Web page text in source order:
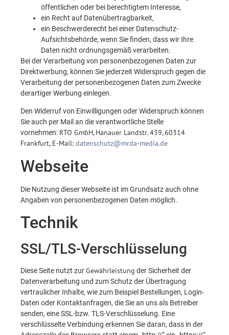
öffentlichen oder bei berechtigtem Interesse,
ein Recht auf Datenübertragbarkeit,
ein Beschwerderecht bei einer Datenschutz-
Aufsichtsbehörde, wenn Sie finden, dass wir Ihre
Daten nicht ordnungsgemäß verarbeiten.
Bei der Verarbeitung von personenbezogenen Daten zur
Direktwerbung, können Sie jederzeit Widerspruch gegen die
Verarbeitung der personenbezogenen Daten zum Zwecke
derartiger Werbung einlegen.
Den Widerruf von Einwilligungen oder Widerspruch können
Sie auch per Mail an die verantwortliche Stelle
vornehmen: RTO GmbH, Hanauer Landstr. 439, 60314
Frankfurt, E-Mail: datenschutz@mrda-media.de
Webseite
Die Nutzung dieser Webseite ist im Grundsatz auch ohne
Angaben von personenbezogenen Daten möglich.
Technik
SSL/TLS-Verschlüsselung
Diese Seite nutzt zurGewährleistung der Sicherheit der
Datenverarbeitung und zum Schutz der Übertragung
vertraulicher Inhalte, wie zum Beispiel Bestellungen, Login-
Daten oder Kontaktanfragen, die Sie an uns als Betreiber
senden, eine SSL-bzw. TLS-Verschlüsselung. Eine
verschlüsselte Verbindung erkennen Sie daran, dass in der